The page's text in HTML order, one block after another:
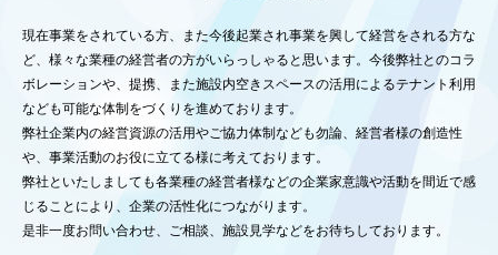
現在事業をされている方、また今後起業され事業を興して経営をされる方な
ど、様々な業種の経営者の方がいらっしゃると思います。今後弊社とのコラ
ボレーションや、提携、また施設内空きスペースの活用によるテナント利用
なども可能な体制をづくりを進めております。
弊社企業内の経営資源の活用やご協力体制なども勿論、経営者様の創造性
や、事業活動のお役に立てる様に考えております。
弊社といたしましても各業種の経営者様などの企業家意識や活動を間近で感
じることにより、企業の活性化につながります。
是非一度お問い合わせ、ご相談、施設見学などをお待ちしております。